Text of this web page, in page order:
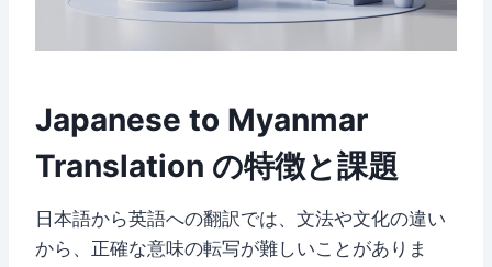
Japanese to Myanmar
Translation の特徴と課題
日本語から英語への翻訳では、文法や文化の違い
から、正確な意味の転写が難しいことがありま